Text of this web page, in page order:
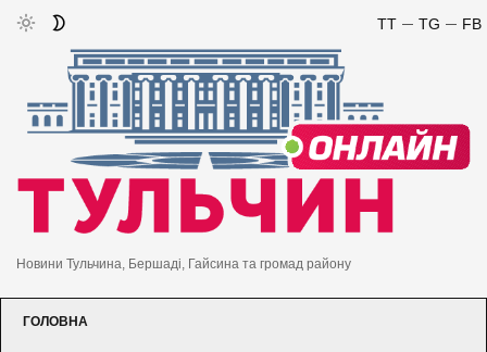
FB
TG
TT
Новини Тульчина, Бершаді, Гайсина та громад району
ГОЛОВНА